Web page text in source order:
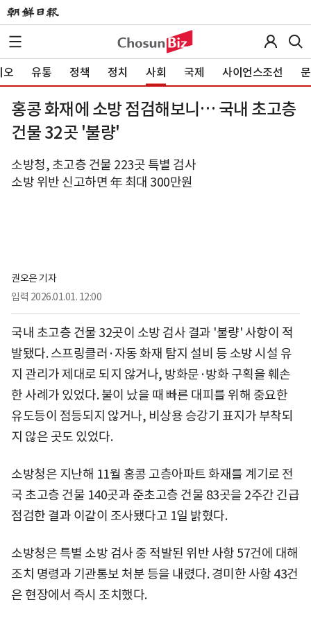
오 유통 정책 정치 사회 국제 사이언스조선
홍콩 화재에 소방 점검해보니… 국내 초고층
건물 32곳 '불량'
소방청, 초고층 건물 223곳 특별 검사
소방 위반 신고하면 年 최대 300만원
권오은 기자
입력 2026.01.01. 12:00
국내 초고층 건물 32곳이 소방 검사 결과 '불량' 사항이 적
발됐다. 스프링클러·자동 화재 탐지 설비 등 소방 시설 유
지 관리가 제대로 되지 않거나, 방화문·방화 구획을 훼손
한 사례가 있었다. 불이 났을 때 빠른 대피를 위해 중요한
유도등이 점등되지 않거나, 비상용 승강기 표지가 부착되
지 않은 곳도 있었다.
소방청은 지난해 11월 홍콩 고층아파트 화재를 계기로 전
국 초고층 건물 140곳과 준초고층 건물 83곳을 2주간 긴급
점검한 결과 이같이 조사됐다고 1일 밝혔다.
소방청은 특별 소방 검사 중 적발된 위반 사항 57건에 대해
조치 명령과 기관통보 처분 등을 내렸다. 경미한 사항 43건
은 현장에서 즉시 조치했다.